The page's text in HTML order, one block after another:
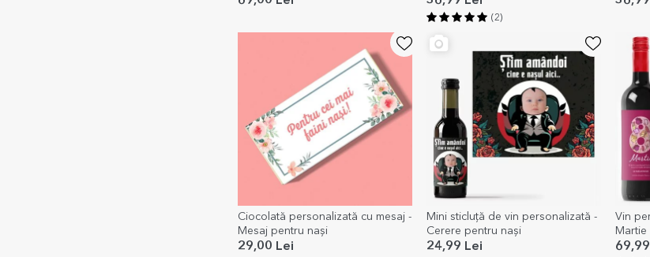
(2)
Ciocolată personalizată cu mesaj -
Mesaj pentru nași
29,00 Lei
Mini sticluță de vin personalizată -
Cerere pentru nași
24,99 Lei
Vin
Martie